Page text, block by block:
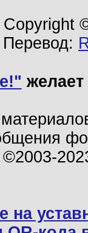
Перевод:
©2003-
на